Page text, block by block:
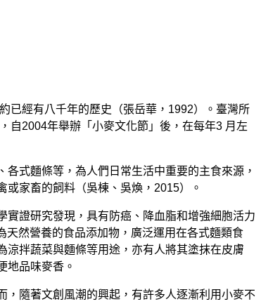
已經有八千年的歷史（張岳華，1992）。臺灣所
自2004年舉辦「小麥文化節」後，在每年3 月左
式麵條等，為人們日常生活中重要的主食來源，
家畜的飼料（吳棟、吳煥，2015）。
證研究發現，具有防癌、降血脂和增強細胞活力
然營養的食品添加物，廣泛運用在各式麵類食
拌蔬菜與麵條等用途，亦有人將其塗抹在皮膚
地品味麥香。
，隨著文創風潮的興起，有許多人逐漸利用小麥不